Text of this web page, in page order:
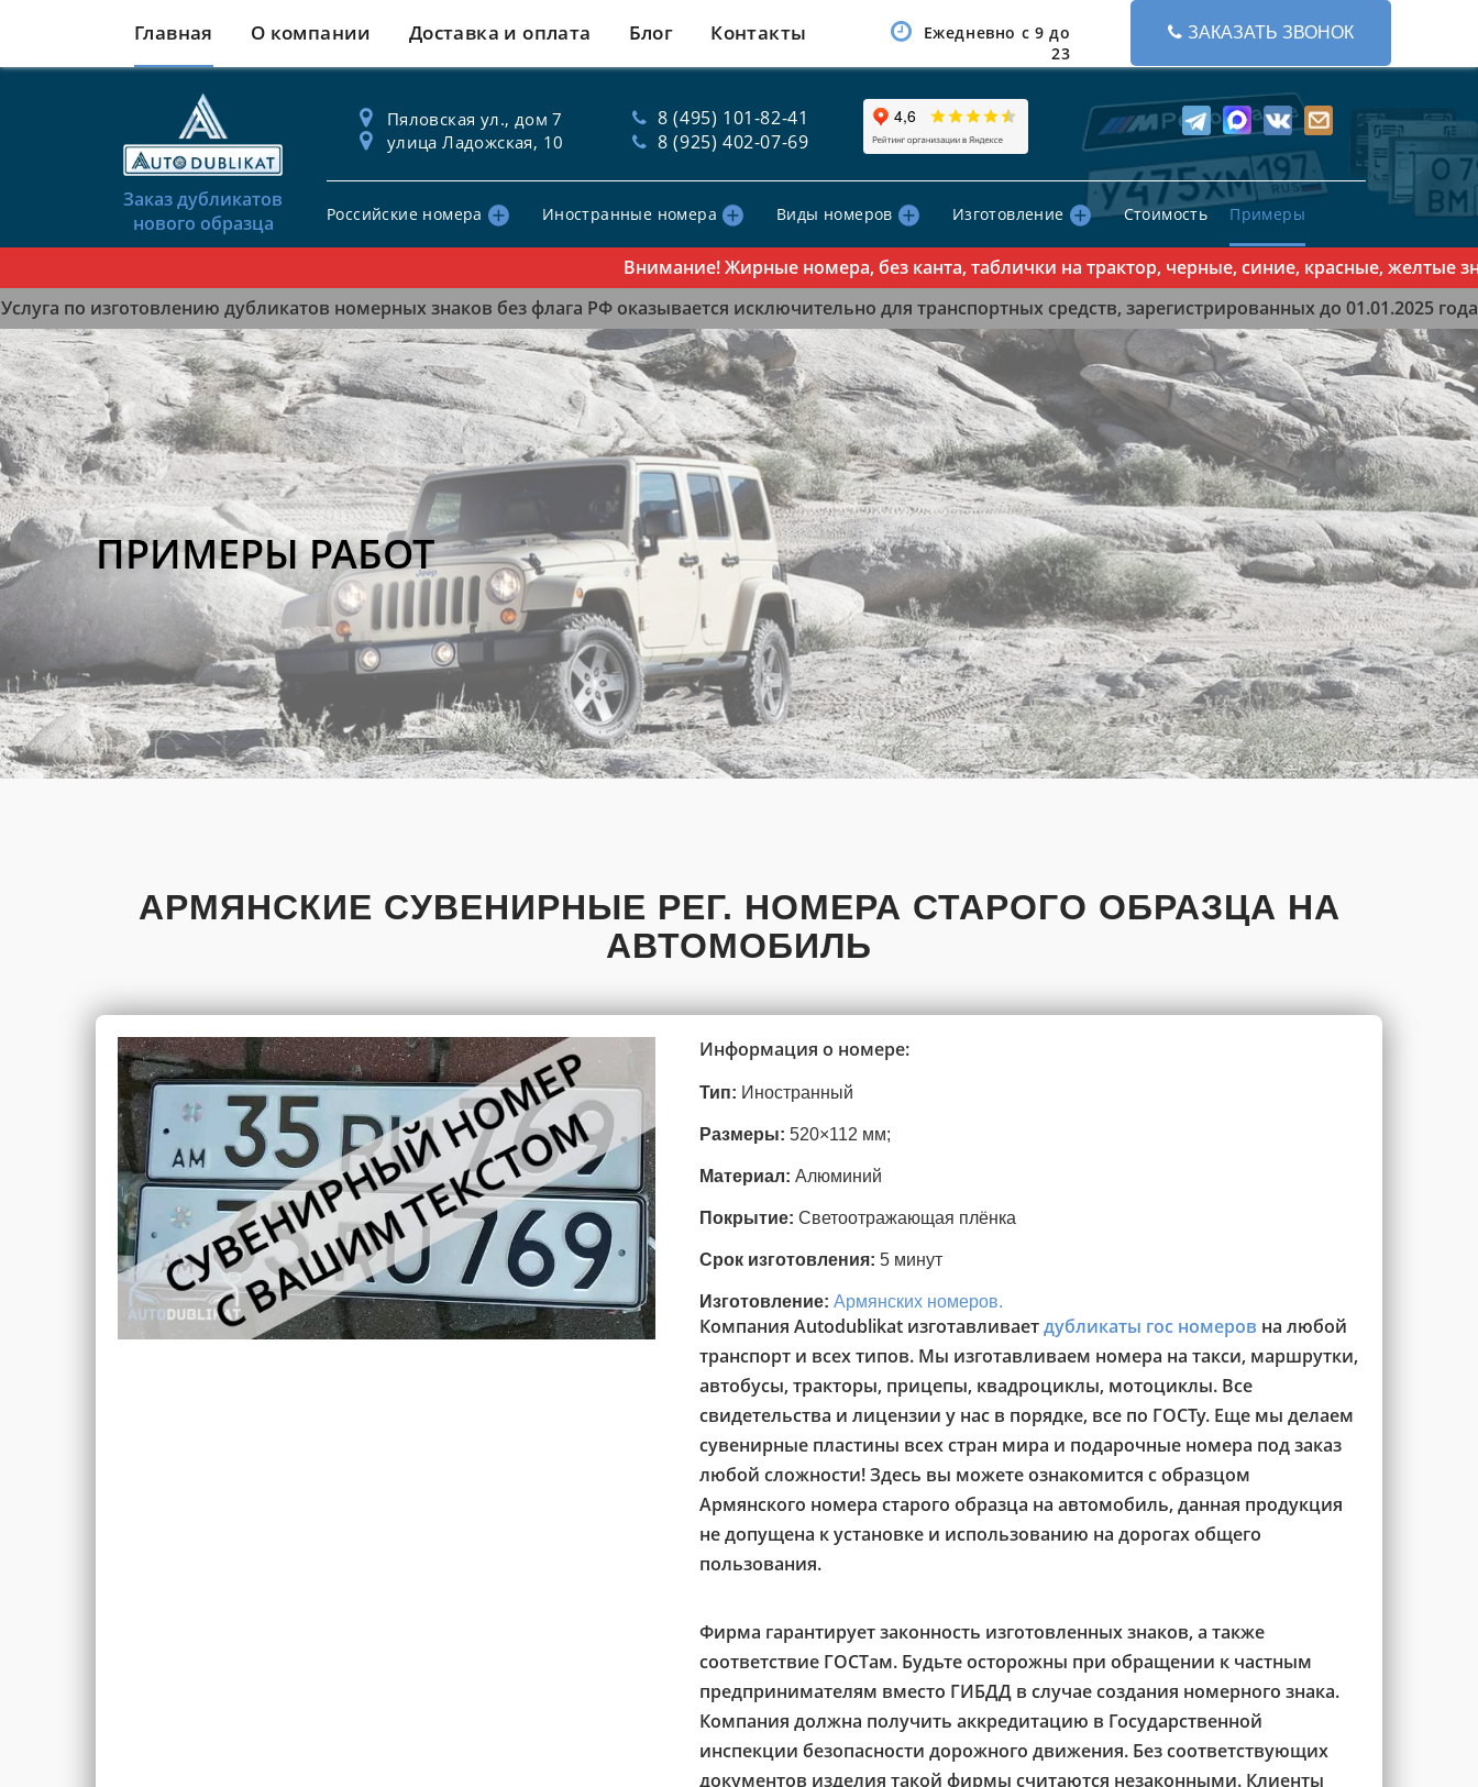
Главная О компании Доставка и оплата Блог Контакты
Ежедневно с 9 до
23
ЗАКАЗАТЬ ЗВОНОК
Заказ дубликатов
нового образца
Пяловская ул., дом 7
улица Ладожская, 10
8 (495) 101-82-41
8 (925) 402-07-69
Российские номера Иностранные номера Виды номеров Изготовление Стоимость Примеры
Внимание! Жирные номера, без канта, таблички на трактор, черные, синие, красные, желтые
Услуга по изготовлению дубликатов номерных знаков без флага РФ оказывается исключительно для транспортных средств, зарегистрированных до 01.01.2025 года
ПРИМЕРЫ РАБОТ
АРМЯНСКИЕ СУВЕНИРНЫЕ РЕГ. НОМЕРА СТАРОГО ОБРАЗЦА НА
АВТОМОБИЛЬ
Информация о номере:
Тип: Иностранный
Размеры: 520×112 мм;
Материал: Алюминий
Покрытие: Светоотражающая плёнка
Срок изготовления: 5 минут
Изготовление: Армянских номеров.
Компания Autodublikat изготавливаетдубликаты гос номеров на любой
транспорт и всех типов. Мы изготавливаем номера на такси, маршрутки,
автобусы, тракторы, прицепы, квадроциклы, мотоциклы. Все
свидетельства и лицензии у нас в порядке, все по ГОСТу. Еще мы делаем
сувенирные пластины всех стран мира и подарочные номера под заказ
любой сложности! Здесь вы можете ознакомится с образцом
Армянского номера старого образца на автомобиль, данная продукция
не допущена к установке и использованию на дорогах общего
пользования.
Фирма гарантирует законность изготовленных знаков, а также
соответствие ГОСТам. Будьте осторожны при обращении к частным
предпринимателям вместо ГИБДД в случае создания номерного знака.
Компания должна получить аккредитацию в Государственной
инспекции безопасности дорожного движения. Без соответствующих
документов изделия такой фирмы считаются незаконными. Клиенты